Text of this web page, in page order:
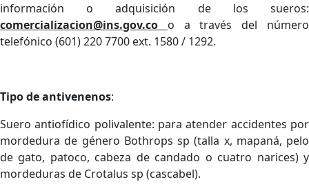
información o adquisición de los sueros:
comercializacion@ins.gov.co o a través del número
telefónico (601) 220 7700 ext. 1580 / 1292.
Tipo de antivenenos:
Suero antiofídico polivalente: para atender accidentes por
mordedura de género Bothrops sp (talla x, mapaná, pelo
de gato, patoco, cabeza de candado o cuatro narices) y
mordeduras de Crotalus sp (cascabel).